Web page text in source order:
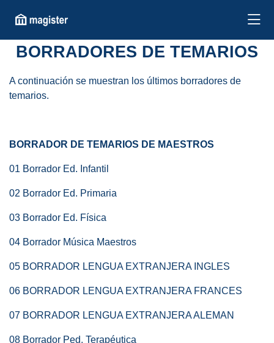
BORRADORES DE TEMARIOS
A continuación se muestran los últimos borradores de
temarios.
BORRADOR DE TEMARIOS DE MAESTROS
01 Borrador Ed. Infantil
02 Borrador Ed. Primaria
03 Borrador Ed. Física
04 Borrador Música Maestros
05 BORRADOR LENGUA EXTRANJERA INGLES
06 BORRADOR LENGUA EXTRANJERA FRANCES
07 BORRADOR LENGUA EXTRANJERA ALEMAN
08 Borrador Ped. Terapéutica